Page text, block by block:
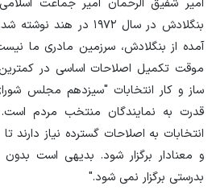
امیر شفیق الرحمان امیر جماعت
بنگلادش در سال ۱۹۷۲ در
آمده از بنگلادش، سرزمین مادری ما
موقت تکمیل اصلاحات اساسی در
ساز و کار انتخابات "سیزدهم مجلس
قدرت به نمایندگان منتخب مردم است.
انتخابات به اصلاحات گسترده نیاز دارند تا
و معنادار برگزار شود. بدیهی است
بدرستی برگزار نمی شود."